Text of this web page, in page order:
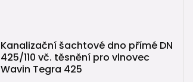
Kanalizační šachtové dno přímé DN
425/110 vč. těsnění pro vlnovec
Wavin Tegra 425